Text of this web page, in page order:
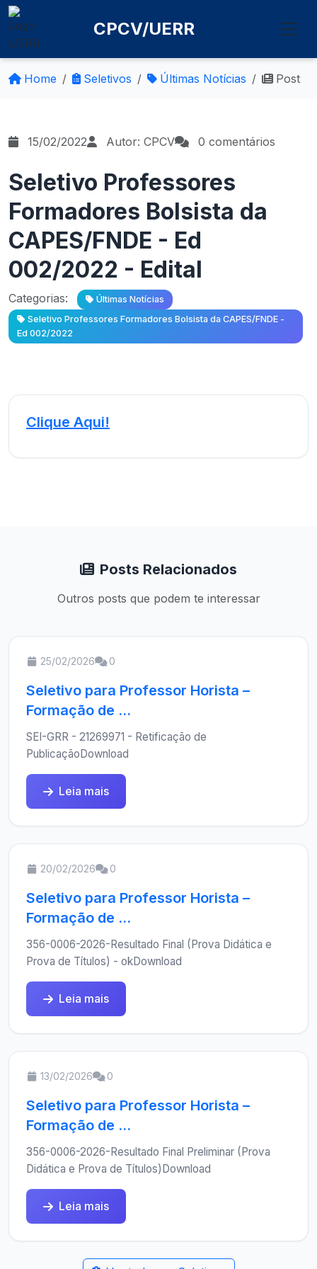
CPCV/UERR
Home Seletivos Últimas Notícias Post
15/02/2022 Autor: CPCV 0 comentários
Seletivo Professores
Formadores Bolsista da
CAPES/FNDE - Ed
002/2022 - Edital
Categorias:
Últimas Notícias
Seletivo Professores Formadores Bolsista da CAPES/FNDE -
Ed 002/2022
Clique Aqui!
Posts Relacionados
Outros posts que podem te interessar
25/02/2026 0
Seletivo para Professor Horista –
Formação de ...
SEI-GRR - 21269971 - Retificação de
PublicaçãoDownload
Leia mais
20/02/2026 0
Seletivo para Professor Horista –
Formação de ...
356-0006-2026-Resultado Final (Prova Didática e
Prova de Títulos) - okDownload
Leia mais
13/02/2026 0
Seletivo para Professor Horista –
Formação de ...
356-0006-2026-Resultado Final Preliminar (Prova
Didática e Prova de Títulos)Download
Leia mais